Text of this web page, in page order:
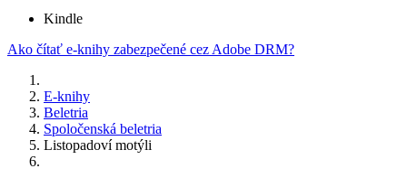
Kindle
Ako čítať e-knihy zabezpečené cez Adobe DRM?
E-knihy
Beletria
Spoločenská beletria
Listopadoví motýli